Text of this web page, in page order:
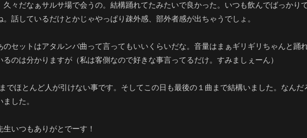
々だなぁサルサ場で会うの。結構踊れてたみたいで良かった。いつも飲んでばっかり
話しているだけとかじゃやっぱり疎外感、部外者感が出ちゃうでしょ。
セットはアタルンバ曲って言ってもいいくらいだな。音量はまぁギリギリちゃんと踊
のは分かりますが（私は客側なので好きな事言ってるだけ。すみましぇーん）
でほとんど人が引けない事です。そしてこの日も最後の１曲まで結構いました。なん
した。
いつもありがとでーす！